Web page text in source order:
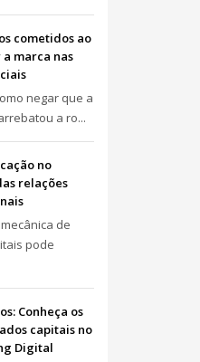
cometidos ao
marca nas
negar que a
a ro...
no
relações
de
pode
Conheça os
capitais no
Digital